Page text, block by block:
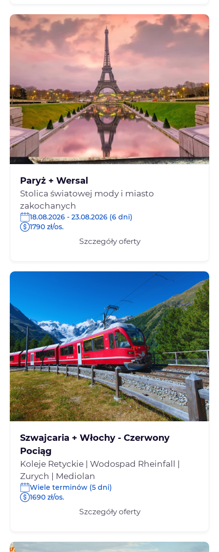
Paryż + Wersal
Stolica światowej mody i miasto
zakochanych
18.08.2026 - 23.08.2026 (6 dni)
1790 zł/os.
Szczegóły oferty
Szwajcaria + Włochy - Czerwony
Pociąg
Koleje Retyckie | Wodospad Rheinfall |
Zurych | Mediolan
Wiele terminów (5 dni)
1690 zł/os.
Szczegóły oferty